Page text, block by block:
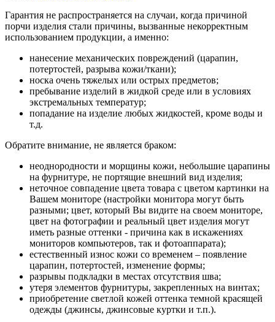
Гарантия не распространяется на случаи, когда причиной
порчи изделия стали причины, вызванные некорректным
использованием продукции, а именно:
нанесение механических повреждений (царапин,
потертостей, разрыва кожи/ткани);
носка очень тяжелых или острых предметов;
пребывание изделий в жидкой среде или в условиях
экстремальных температур;
попадание на изделие любых жидкостей, кроме воды и
т.д.
Обратите внимание, не является браком:
неоднородности и морщины кожи, небольшие царапины
на фурнитуре, не портящие внешний вид изделия;
неточное совпадение цвета товара с цветом картинки на
Вашем мониторе (настройки монитора могут быть
разными; цвет, который Вы видите на своем мониторе,
цвет на фотографии и реальный цвет изделия могут
иметь разные оттенки - причина как в искажениях
мониторов компьютеров, так и фотоаппарата);
естественный износ кожи со временем – появление
царапин, потертостей, изменение формы;
разрывы подкладки в местах отсутствия шва;
утеря элементов фурнитуры, закрепленных на винтах;
приобретение светлой кожей оттенка темной красящей
одежды (джинсы, джинсовые куртки и т.п.).